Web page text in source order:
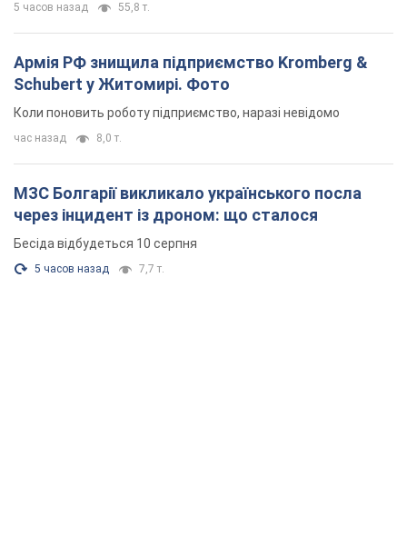
5 часов назад 55,8 т.
Армія РФ знищила підприємство Kromberg &
Schubert у Житомирі. Фото
Коли поновить роботу підприємство, наразі невідомо
час назад 8,0 т.
МЗС Болгарії викликало українського посла
через інцидент із дроном: що сталося
Бесіда відбудеться 10 серпня
5 часов назад 7,7 т.